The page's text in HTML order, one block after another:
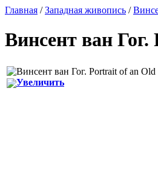
Главная /Западная живопись /
Винсент ван Гог.
Увеличить